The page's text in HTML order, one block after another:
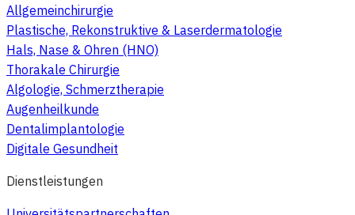
Allgemeinchirurgie
Plastische, Rekonstruktive & Laserdermatologie
Hals, Nase & Ohren (HNO)
Thorakale Chirurgie
Algologie, Schmerztherapie
Augenheilkunde
Dentalimplantologie
Digitale Gesundheit
Dienstleistungen